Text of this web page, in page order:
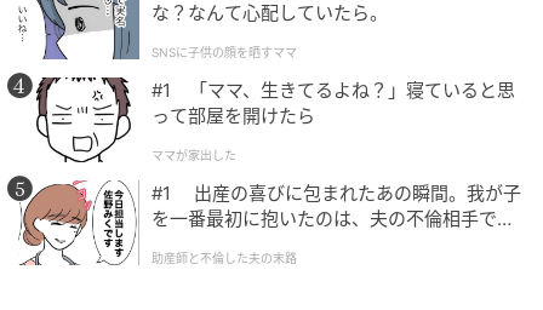
具体的な運転見合わせの基準としては、1時間あたり
60mmを超える雨が降った場合に加え、降雨が続いて
土壌雨量が雨量計ごとの規制値に達した場合にも運転
を見合わせることがあります。土壌雨量の規制値によ
る見合わせは、地盤に溜まった水分が抜けるまで運転
再開に時間がかかる傾向があるとされています。
な？なんて心配していたら。
SNSに子供の顔を晒すママ
#1 「ママ、生きてるよね？」寝ていると思
って部屋を開けたら
ママが家出した
#1 出産の喜びに包まれたあの瞬間。我が子
を一番最初に抱いたのは、夫の不倫相手でし
助産師と不倫した夫の末路